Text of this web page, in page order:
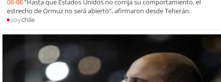
estrecho de Ormuz no será abierto”, afirmaron desde Teherán.
soychile